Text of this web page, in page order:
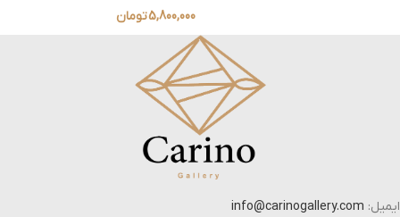
5,800,000تومان
ایمیل: info@carinogallery.com